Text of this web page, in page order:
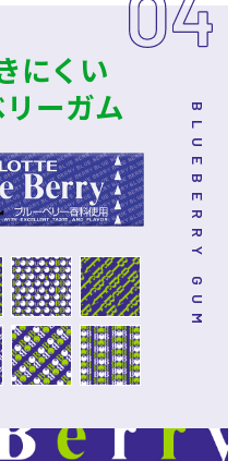
にくい
ーガム
BLUEBERRY GUM